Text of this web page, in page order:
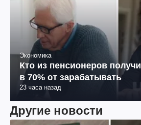
Экономика
Кто из пенсионеров
в 70% от зарабатывать
23 часа назад
Другие новости